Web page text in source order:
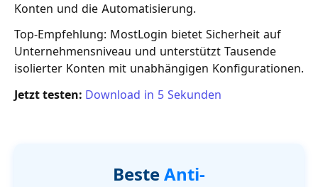
Konten und die Automatisierung.
Top-Empfehlung: MostLogin bietet Sicherheit auf
Unternehmensniveau und unterstützt Tausende
isolierter Konten mit unabhängigen Konfigurationen.
Jetzt testen: Download in 5 Sekunden
BesteAnti-